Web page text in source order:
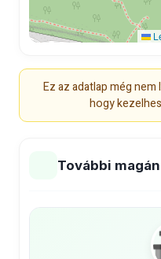
Ez az adatlap még
hogy
További